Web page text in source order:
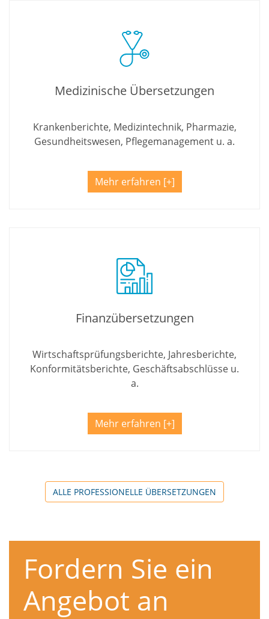
Medizinische Übersetzungen
Krankenberichte, Medizintechnik, Pharmazie,
Gesundheitswesen, Pflegemanagement u. a.
Mehr erfahren
Finanzübersetzungen
Wirtschaftsprüfungsberichte, Jahresberichte,
Konformitätsberichte, Geschäftsabschlüsse u.
a.
Mehr erfahren
ALLE PROFESSIONELLE ÜBERSETZUNGEN
Fordern Sie ein
Angebot an